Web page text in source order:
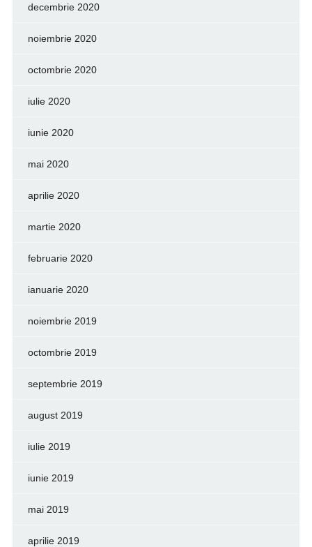
decembrie 2020
noiembrie 2020
octombrie 2020
iulie 2020
iunie 2020
mai 2020
aprilie 2020
martie 2020
februarie 2020
ianuarie 2020
noiembrie 2019
octombrie 2019
septembrie 2019
august 2019
iulie 2019
iunie 2019
mai 2019
aprilie 2019